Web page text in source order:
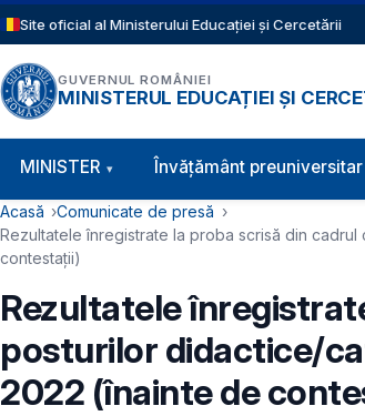
Sari la conținutul principal
Site oficial al Ministerului Educației și Cercetării
GUVERNUL ROMÂNIEI
MINISTERUL EDUCAȚIEI ȘI
Navigație principală
MINISTER Învăţământ preuniversitar
Cale de navigare
Acasă
Comunicate de presă
Rezultatele înregistrate la proba scrisă din
contestaţii)
Rezultatele
posturilor didactice/
2022 (înainte de